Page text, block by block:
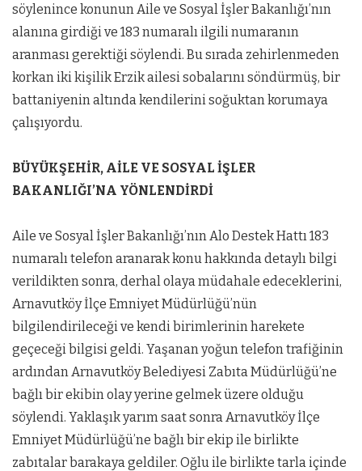
söylenince konunun Aile ve Sosyal İşler Bakanlığı’nın
alanına girdiği ve 183 numaralı ilgili numaranın
aranması gerektiği söylendi. Bu sırada zehirlenmeden
korkan iki kişilik Erzik ailesi sobalarını söndürmüş, bir
battaniyenin altında kendilerini soğuktan korumaya
çalışıyordu.
BÜYÜKŞEHİR, AİLE VE SOSYAL İŞLER
BAKANLIĞI’NA YÖNLENDİRDİ
Aile ve Sosyal İşler Bakanlığı’nın Alo Destek Hattı 183
numaralı telefon aranarak konu hakkında detaylı bilgi
verildikten sonra, derhal olaya müdahale edeceklerini,
Arnavutköy İlçe Emniyet Müdürlüğü’nün
bilgilendirileceği ve kendi birimlerinin harekete
geçeceği bilgisi geldi. Yaşanan yoğun telefon trafiğinin
ardından Arnavutköy Belediyesi Zabıta Müdürlüğü’ne
bağlı bir ekibin olay yerine gelmek üzere olduğu
söylendi. Yaklaşık yarım saat sonra Arnavutköy İlçe
Emniyet Müdürlüğü’ne bağlı bir ekip ile birlikte
zabıtalar barakaya geldiler. Oğlu ile birlikte tarla içinde